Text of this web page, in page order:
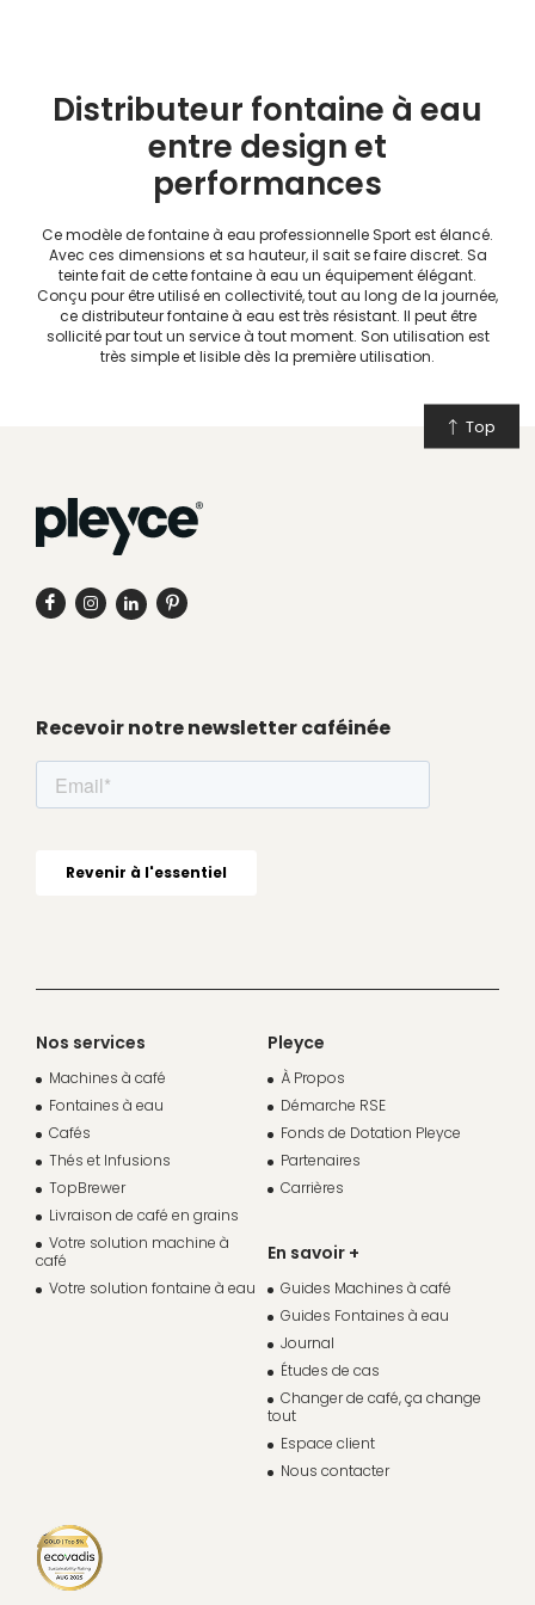
Distributeur fontaine à eau
entre design et
performances
Ce modèle de fontaine à eau professionnelle Sport est élancé.
Avec ces dimensions et sa hauteur, il sait se faire discret. Sa
teinte fait de cette fontaine à eau un équipement élégant.
Conçu pour être utilisé en collectivité, tout au long de la journée,
ce distributeur fontaine à eau est très résistant. Il peut être
sollicité par tout un service à tout moment. Son utilisation est
très simple et lisible dès la première utilisation.
Top
Recevoir notre newsletter caféinée
Nos services
Machines à café
Fontaines à eau
Cafés
Thés et Infusions
TopBrewer
Livraison de café en grains
Votre solution machine à
café
Votre solution fontaine à eau
Pleyce
À Propos
Démarche RSE
Fonds de Dotation Pleyce
Partenaires
Carrières
En savoir +
Guides Machines à café
Guides Fontaines à eau
Journal
Études de cas
Changer de café, ça change
tout
Espace client
Nous contacter